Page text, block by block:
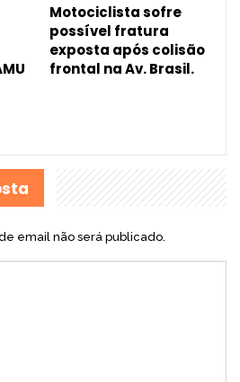
Motociclista sofre
possível fratura
exposta após colisão
frontal na Av. Brasil.
email não será publicado.